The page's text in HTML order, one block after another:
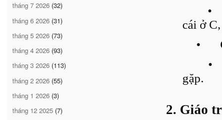
tháng 7 2026 (32)
tháng 6 2026 (31)
tháng 5 2026 (73)
tháng 4 2026 (93)
tháng 3 2026 (113)
tháng 2 2026 (55)
tháng 1 2026 (3)
tháng 12 2025 (7)
•
cái ở
•
•
gặp.
2. Giáo